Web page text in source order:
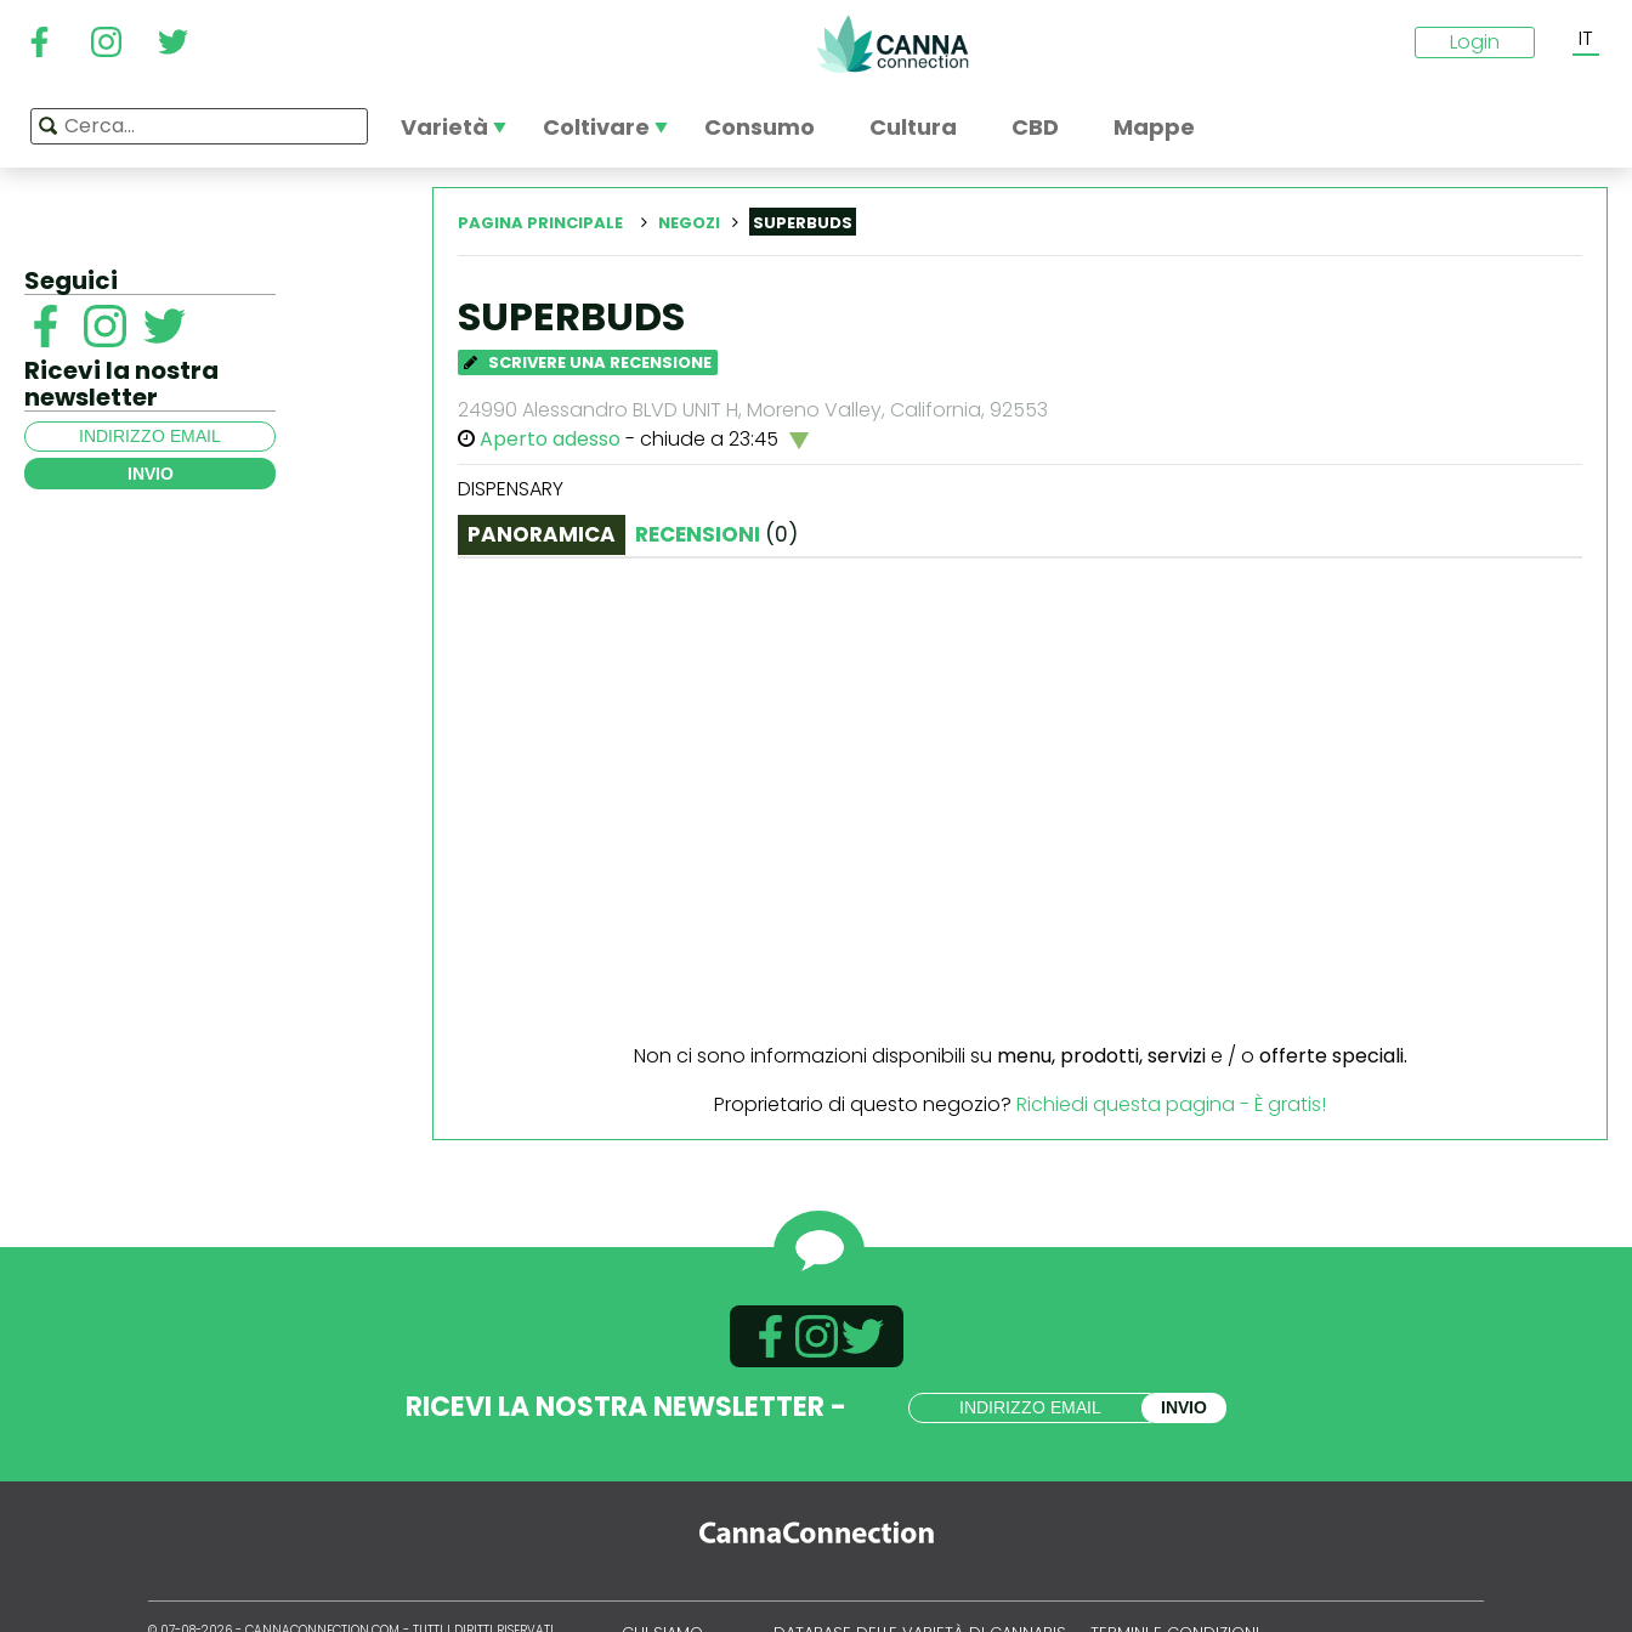
Login IT
Varietà Coltivare Consumo Cultura CBD Mappe
Seguici
Ricevi la nostra
newsletter
INVIO
PAGINA PRINCIPALE NEGOZI SUPERBUDS
SUPERBUDS
SCRIVERE UNA RECENSIONE
24990 Alessandro BLVD UNIT H, Moreno Valley, California, 92553
Aperto adesso - chiude a 23:45
DISPENSARY
PANORAMICA RECENSIONI (0)
Non ci sono informazioni disponibili su menu, prodotti,servizie / o offerte speciali.
Proprietario di questo negozio? Richiedi questa pagina - È gratis!
RICEVI LA NOSTRA NEWSLETTER - INVIO